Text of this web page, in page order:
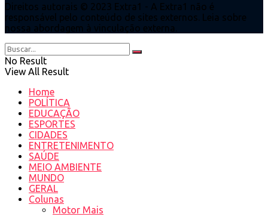
Direitos autorais © 2023 Extra1 - A Extra1 não é
responsável pelo conteúdo de sites externos. Leia sobre
nossa abordagem à vinculação externa.
No Result
View All Result
Home
POLÍTICA
EDUCAÇÃO
ESPORTES
CIDADES
ENTRETENIMENTO
SAÚDE
MEIO AMBIENTE
MUNDO
GERAL
Colunas
Motor Mais